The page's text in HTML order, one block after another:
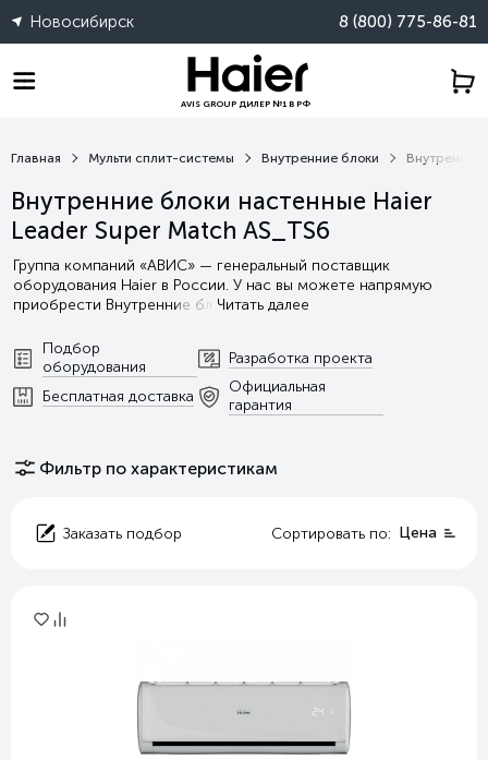
Новосибирск 8 (800) 775-86-81
AVIS GROUP ДИЛЕР №1 В РФ
Главная Мульти сплит-системы Внутренние блоки Внутренние
Внутренние блоки настенные Haier
Leader Super Match AS_TS6
Группа компаний «АВИС» — генеральный поставщик
оборудования Haier в России. У нас вы можете напрямую
приобрести Внутренние бл Читать далее
Подбор
оборудования
Разработка проекта
Бесплатная доставка
Официальная
гарантия
Фильтр по характеристикам
Сортировать по: Цена
Заказать подбор